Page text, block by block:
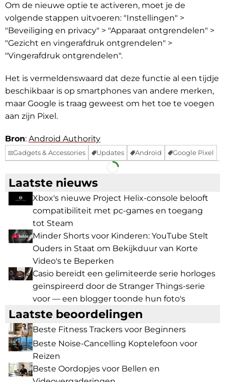
Om de nieuwe optie te activeren, moet je de
volgende stappen uitvoeren: "Instellingen" >
"Beveiliging en privacy" > "Apparaat ontgrendelen" >
"Gezicht en vingerafdruk ontgrendelen" >
"Vingerafdruk ontgrendelen".
Het is vermeldenswaard dat deze functie al een tijdje
beschikbaar is op smartphones van andere merken,
maar Google is traag geweest om het toe te voegen
aan zijn Pixel.
Bron: Android Authority
Gadgets & Accessories Updates Android Google Pixel
Facebook Telegram
Laatste nieuws
Xbox's nieuwe Project Helix-console belooft
compatibiliteit met pc-games en toegang
tot Steam
Minder Shorts voor Kinderen: YouTube Stelt
Ouders in Staat om Bekijkduur van Korte
Video's te Beperken
Casio bereidt een gelimiteerde serie horloges
geïnspireerd door de Stranger Things-serie
voor — een blogger toonde hun foto's
Laatste beoordelingen
Beste Fitness Trackers voor Beginners
Beste Noise-Cancelling Koptelefoon voor
Reizen
Beste Oordopjes voor Bellen en